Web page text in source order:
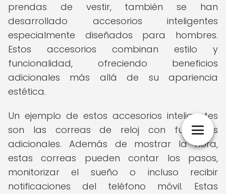
prendas de vestir, también se han
desarrollado accesorios inteligentes
especialmente diseñados para hombres.
Estos accesorios combinan estilo y
funcionalidad, ofreciendo beneficios
adicionales más allá de su apariencia
estética.
Un ejemplo de estos accesorios inteligentes
son las correas de reloj con funciones
adicionales. Además de mostrar la hora,
estas correas pueden contar los pasos,
monitorizar el sueño o incluso recibir
notificaciones del teléfono móvil. Estas